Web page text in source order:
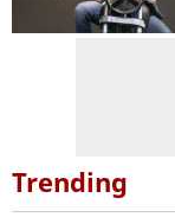
Trending